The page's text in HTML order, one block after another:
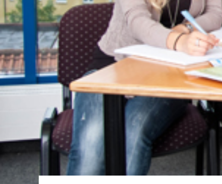
Ihre etwaige Einwilligung
der von Ihnen
aufgrund berechtigter